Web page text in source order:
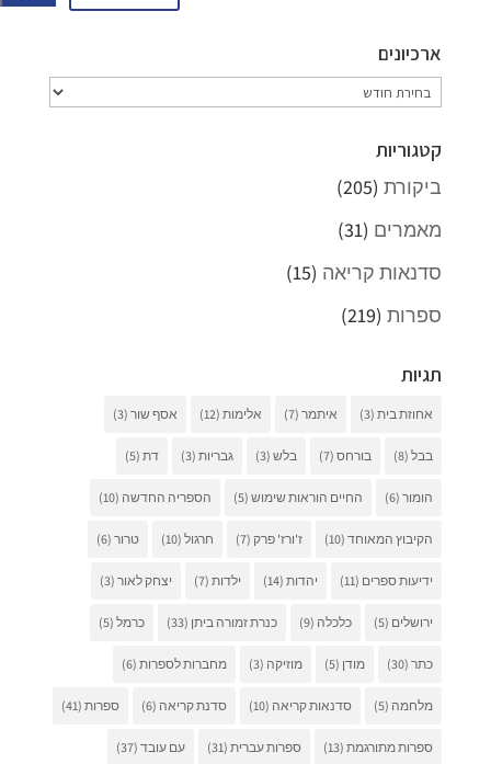
ארכיונים
ארכיונים
קטגוריות
ביקורת(205)
מאמרים (31)
סדנאות קריאה (15)
ספרות(219)
תגיות
אחוזת בית(3) איתמר(7) אלימות(12) אסף שור(3)
בבל(8) בורחס(7) בלש(3) גבריות(3) דת(5)
הומור(6) החיים הוראות שימוש(5) הספריה החדשה (10)
הקיבוץ המאוחד(10) ז'ורז' פרק(7) חרגול(10) טרור(6)
ידיעות ספרים (11) יהדות(14) ילדות(7) יצחק לאור(3)
ירושלים (5) כלכלה (9) כנרת זמורה ביתן (33) כרמל(5)
כתר(30) מודן (5) מוזיקה (3) מחברות לספרות(6)
מלחמה (5) סדנאות קריאה (10) סדנת קריאה (6) ספרות(41)
ספרות מתורגמת(13) ספרות עברית(31) עם עובד(37)